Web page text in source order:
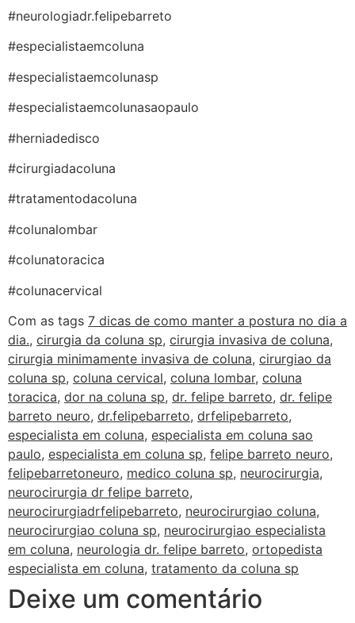
#neurologiadr.felipebarreto
#especialistaemcoluna
#especialistaemcolunasp
#especialistaemcolunasaopaulo
#herniadedisco
#cirurgiadacoluna
#tratamentodacoluna
#colunalombar
#colunatoracica
#colunacervical
Com as tags 7 dicas de como manter a postura no dia a
dia., cirurgia da coluna sp, cirurgia invasiva de coluna,
cirurgia minimamente invasiva de coluna, cirurgiao da
coluna sp, coluna cervical, coluna lombar, coluna
toracica, dor na coluna sp, dr. felipe barreto, dr. felipe
barreto neuro, dr.felipebarreto, drfelipebarreto,
especialista em coluna, especialista em coluna sao
paulo, especialista em coluna sp, felipe barreto neuro,
felipebarretoneuro, medico coluna sp, neurocirurgia,
neurocirurgia dr felipe barreto,
neurocirurgiadrfelipebarreto, neurocirurgiao coluna,
neurocirurgiao coluna sp, neurocirurgiao especialista
em coluna, neurologia dr. felipe barreto, ortopedista
especialista em coluna, tratamento da coluna sp
Deixe um comentário